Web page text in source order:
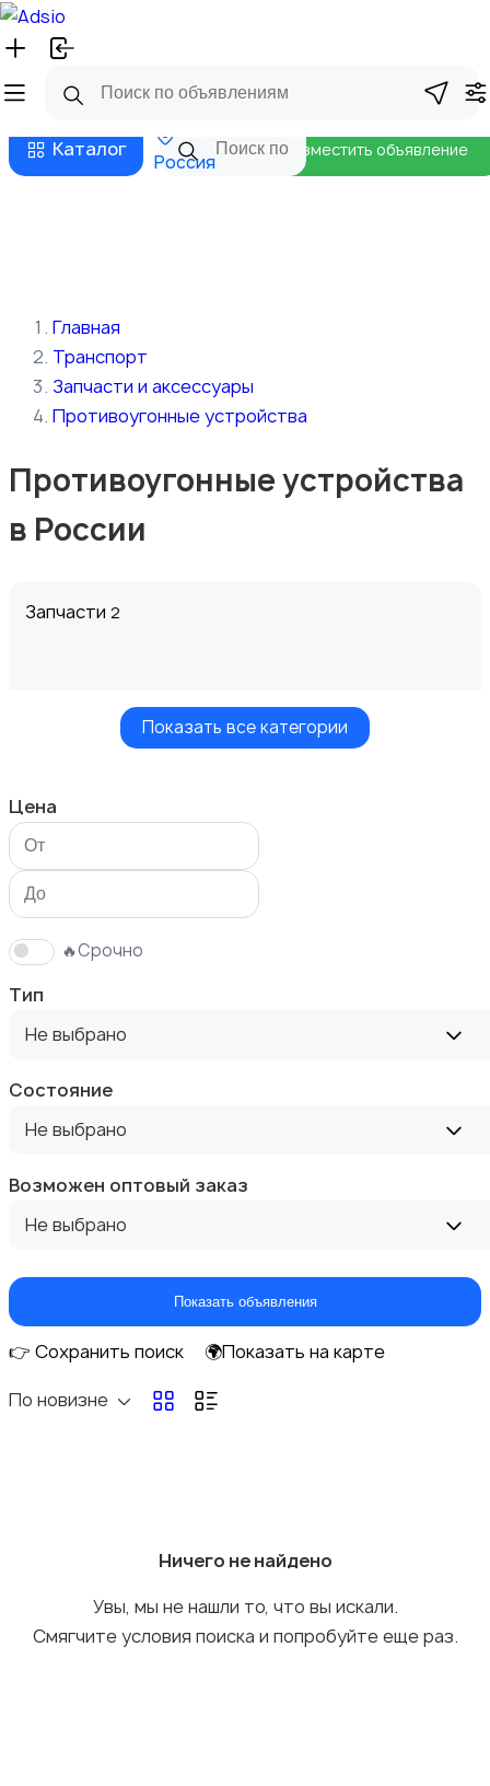
Русский
Бизнес тарифы
Каталог
Россия
Разместить объявление
Главная
Транспорт
Запчасти и аксессуары
Противоугонные устройства
Противоугонные устройства
в России
Запчасти 2
Автоэлектроника и GPS
Аудио и видео
Противоугонные устройства
Показать все категории
Цена
🔥Срочно
Тип
Не выбрано
Состояние
Не выбрано
Возможен оптовый заказ
Не выбрано
Показать объявления
👉 Сохранить поиск
🌍Показать на карте
По новизне
Ничего не найдено
Увы, мы не нашли то, что вы искали.
Смягчите условия поиска и попробуйте еще раз.